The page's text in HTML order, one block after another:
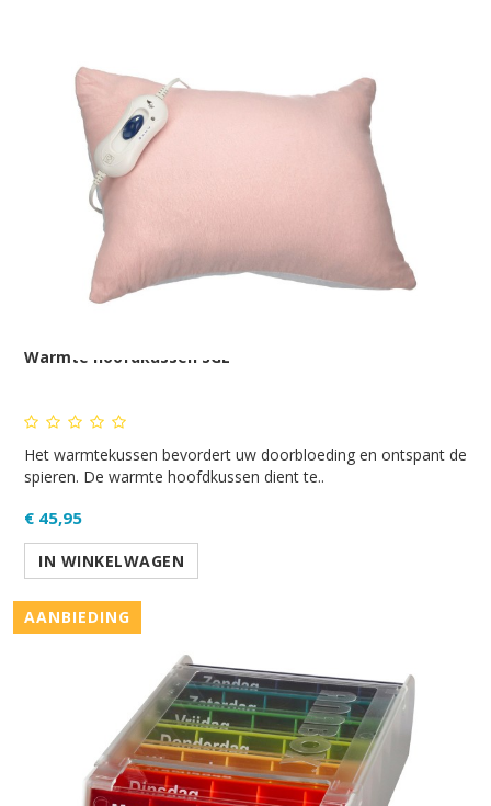
Warmte hoofdkussen SGL
Het warmtekussen bevordert uw doorbloeding en ontspant de
spieren. De warmte hoofdkussen dient te..
€ 45,95
IN WINKELWAGEN
AANBIEDING